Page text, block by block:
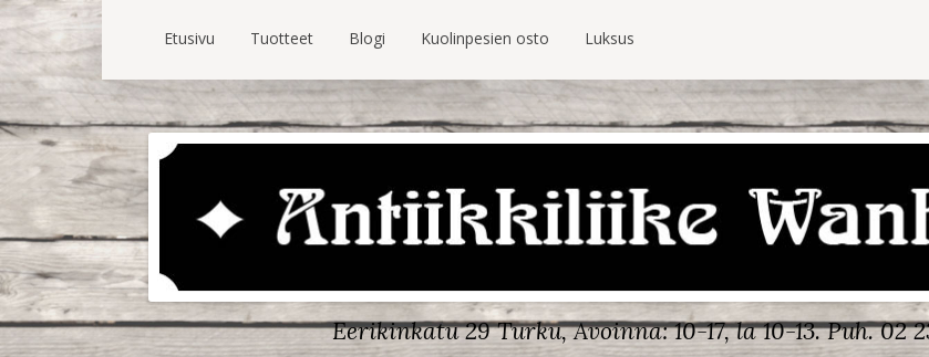
Etusivu Tuotteet Blogi Kuolinpesien osto Luksus
Eerikinkatu 29 Turku, Avoinna: 10-17, la 10-13.Puh. 02